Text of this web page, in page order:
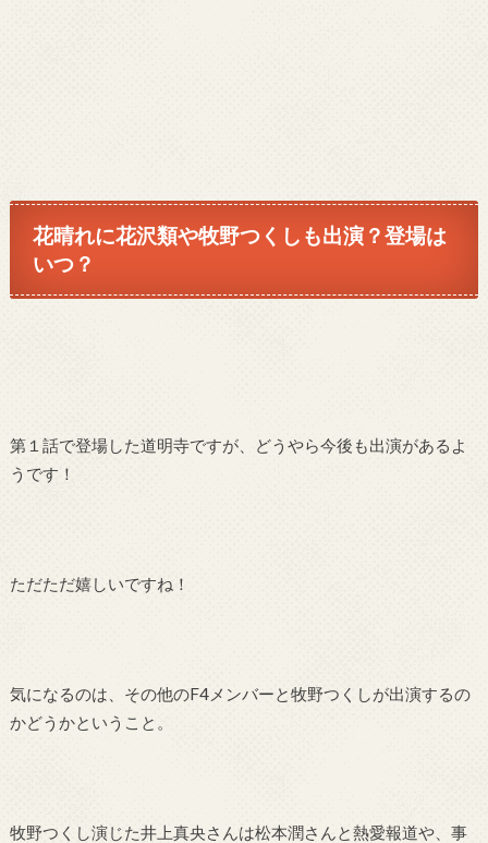
花晴れに花沢類や牧野つくしも出演？登場は
いつ？
第１話で登場した道明寺ですが、どうやら今後も出演があるよ
うです！
ただただ嬉しいですね！
気になるのは、その他のF4メンバーと牧野つくしが出演するの
かどうかということ。
牧野つくし演じた井上真央さんは松本潤さんと熱愛報道や、事